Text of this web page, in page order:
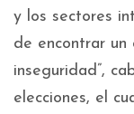
y los sectores
de encontrar un
inseguridad”,
elecciones, el